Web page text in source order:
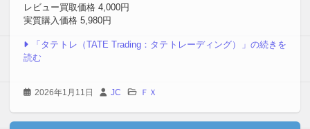
レビュー買取価格 4,000円
実質購入価格 5,980円
「タテトレ（TATE Trading：タテトレーディング）」の続きを
読む
2026年1月11日 JC ＦＸ